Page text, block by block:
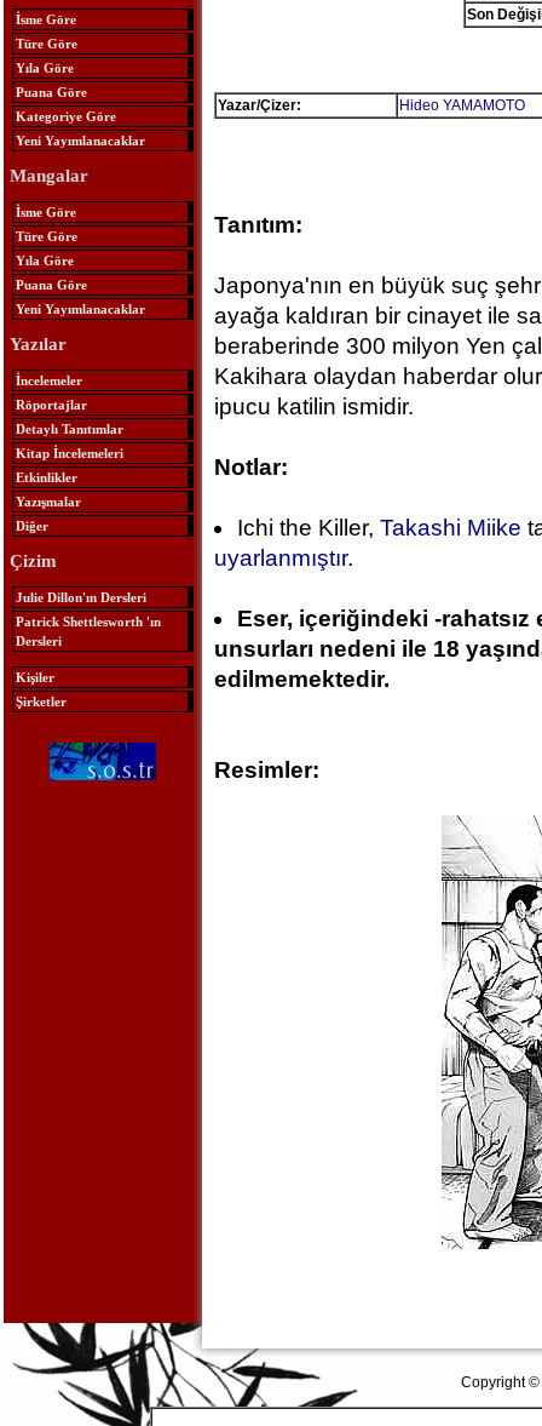
İsme Göre
Türe Göre
Yıla Göre
Puana Göre
Kategoriye Göre
Yeni Yayımlanacaklar
Mangalar
İsme Göre
Türe Göre
Yıla Göre
Puana Göre
Yeni Yayımlanacaklar
Yazılar
İncelemeler
Röportajlar
Detaylı Tanıtımlar
Kitap İncelemeleri
Etkinlikler
Yazışmalar
Diğer
Çizim
Julie Dillon'ın Dersleri
Patrick Shettlesworth 'ın
Dersleri
Kişiler
Şirketler
Son
Yazar/Çizer: Hideo YAMAMOTO
Tanıtım:
Japonya'nın en büyük suç
ayağa kaldıran bir cinayet ile
beraberinde 300 milyon Yen
Kakihara olaydan haberdar
ipucu katilin ismidir.
Notlar:
Ichi the Killer, Takashi Miike
uyarlanmıştır.
Eser, içeriğindeki -
unsurları nedeni ile 18
edilmemektedir.
Resimler:
Copyright ©